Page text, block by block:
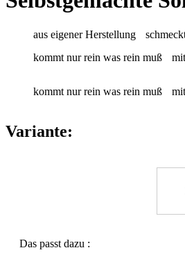
aus eigener Herstellung
kommt nur rein was rein muß
kommt nur rein was rein muß
Variante:
Das passt dazu :